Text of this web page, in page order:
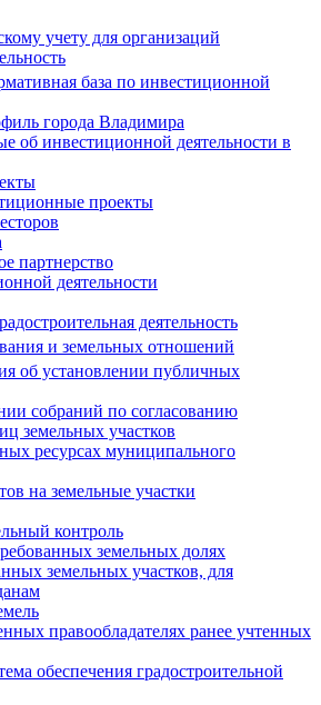
учету для организаций
база по инвестиционной
города Владимира
об инвестиционной деятельности в
проекты
партнерство
деятельности
деятельность
и земельных отношений
об установлении публичных
собраний по согласованию
земельных участков
ресурсах муниципального
на земельные участки
контроль
земельных долях
земельных участков, для
правообладателях ранее учтенных
обеспечения градостроительной